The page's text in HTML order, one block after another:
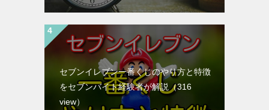
セブンイレブン一番くじのやり方と特徴
をセブンバイト経験者が解説 （316
view）